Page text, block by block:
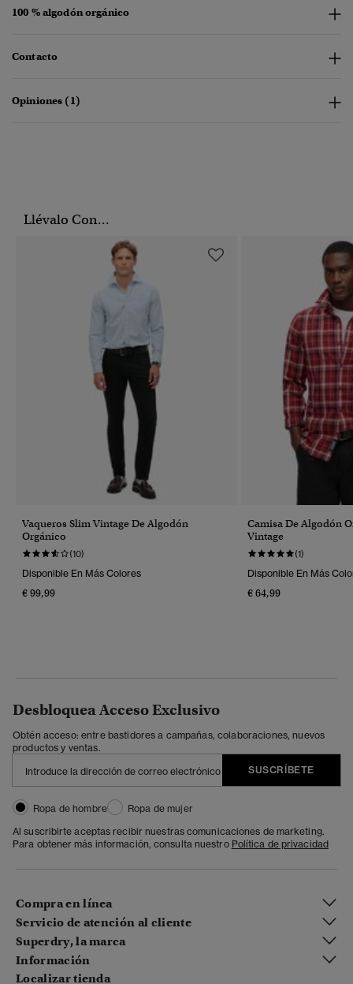
100 % algodón orgánico
Contacto
Opiniones (1)
Llévalo Con...
Vaqueros Slim Vintage De Algodón
Orgánico
(10)
Disponible En Más Colores
€ 99,99
Camisa De Algodón
Vintage
(1)
Disponible En Más
€ 64,99
Desbloquea Acceso Exclusivo
Obtén acceso: entre bastidores a campañas, colaboraciones, nuevos
productos y ventas.
SUSCRÍBETE
Ropa de hombre
Ropa de mujer
Al suscribirte aceptas recibir nuestras comunicaciones de marketing.
Para obtener más información, consulta nuestro Política de privacidad
Compra en línea
Servicio de atención al cliente
Superdry, la marca
Información
Localizar tienda